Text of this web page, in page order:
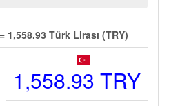
1,558.93 Türk Lirası (TRY)
1,558.93 TRY